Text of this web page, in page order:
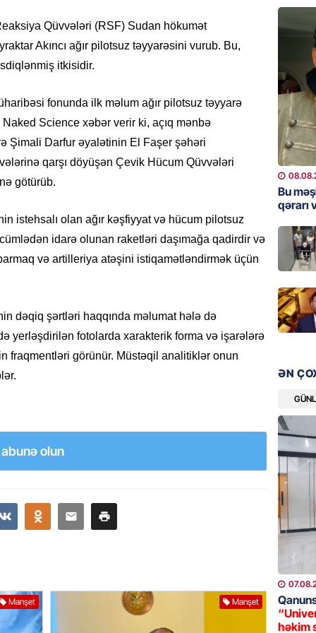
Qüvvələri (RSF) Sudan hökumət
Akıncı ağır pilotsuz təyyarəsini vurub. Bu,
itkisidir.
fonunda ilk məlum ağır pilotsuz təyyarə
Naked Science xəbər verir ki, açıq mənbə
Şimali Darfur əyalətinin El Faşer şəhəri
qarşı döyüşən Çevik Hücum Qüvvələri
götürüb.
istehsalı olan ağır kəşfiyyat və hücum pilotsuz
idarə olunan raketləri daşımağa qadirdir və
və artilleriya atəşini istiqamətləndirmək üçün
dəqiq şərtləri haqqında məlumat hələ də
yerləşdirilən fotolarda xarakterik forma və işarələrə
fraqmentləri görünür. Müstəqil analitiklər onun
abunə olun
Manşet Manşet
MANŞET
Video
BANNER
Məsud
MANŞET
Nikol
ZƏNG
GÜNDƏM
qədər
ŞOU-
GÜNDƏM
18 il
Bu
qərarı
ƏN
həkim